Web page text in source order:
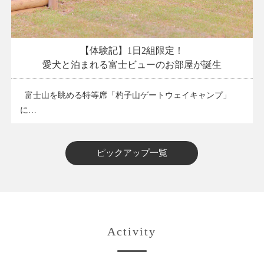
【体験記】1日2組限定！
愛犬と泊まれる富士ビューのお部屋が誕生
富士山を眺める特等席「杓子山ゲートウェイキャンプ」
に…
ピックアップ一覧
Activity